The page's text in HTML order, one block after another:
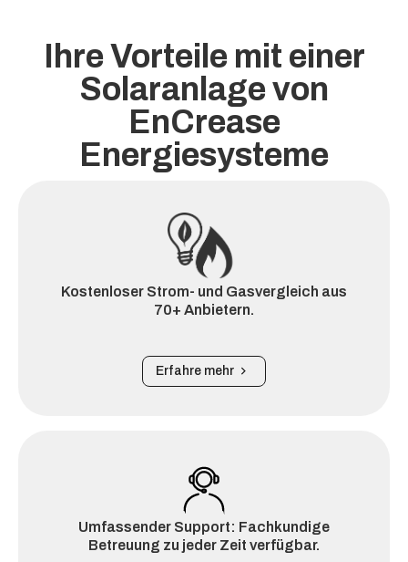
Ihre Vorteile mit einer
Solaranlage von
EnCrease
Energiesysteme
Kostenloser Strom- und Gasvergleich aus
70+ Anbietern.
Erfahre mehr
Umfassender Support: Fachkundige
Betreuung zu jeder Zeit verfügbar.